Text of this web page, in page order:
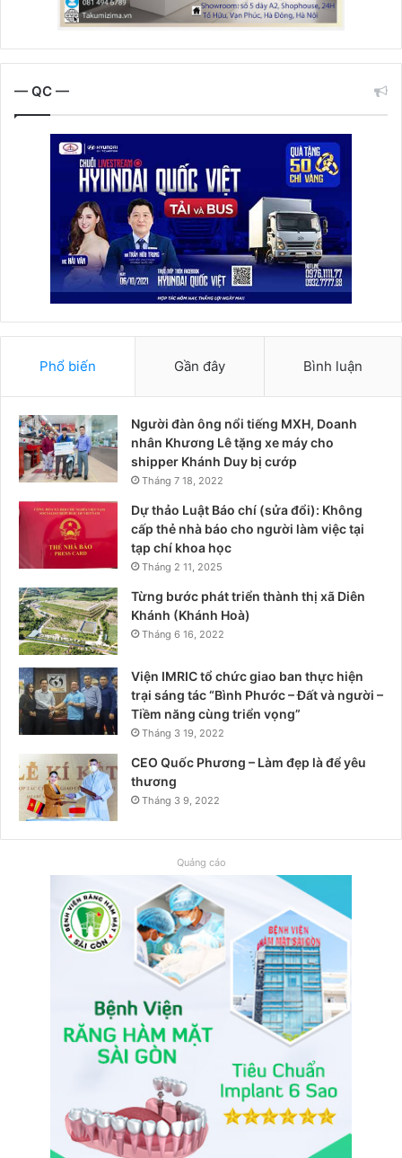
— QC —
Phổ biến Gần đây Bình luận
Người đàn ông nổi tiếng MXH, Doanh
nhân Khương Lê tặng xe máy cho
shipper Khánh Duy bị cướp
Tháng 7 18, 2022
Dự thảo Luật Báo chí (sửa đổi): Không
cấp thẻ nhà báo cho người làm việc tại
tạp chí khoa học
Tháng 2 11, 2025
Từng bước phát triển thành thị xã Diên
Khánh (Khánh Hoà)
Tháng 6 16, 2022
Viện IMRIC tổ chức giao ban thực hiện
trại sáng tác “Bình Phước – Đất và người –
Tiềm năng cùng triển vọng”
Tháng 3 19, 2022
CEO Quốc Phương – Làm đẹp là để yêu
thương
Tháng 3 9, 2022
Quảng cáo